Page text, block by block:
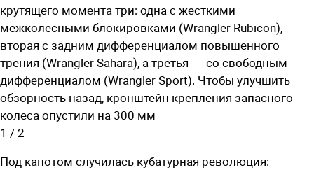
крутящего момента три: одна с жесткими
межколесными блокировками (Wrangler Rubicon),
вторая с задним дифференциалом повышенного
трения (Wrangler Sahara), а третья — со свободным
дифференциалом (Wrangler Sport). Чтобы улучшить
обзорность назад, кронштейн крепления запасного
колеса опустили на 300 мм
1 / 2
Под капотом случилась кубатурная революция: